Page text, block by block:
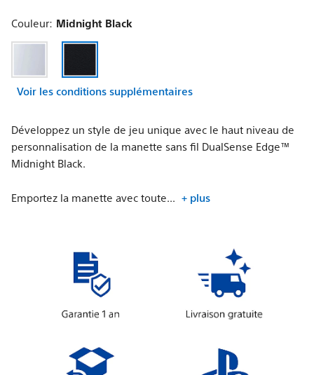
Couleur: Midnight Black
Développez un style de jeu unique avec le haut niveau de
personnalisation de la manette sans fil DualSense Edge™
Midnight Black.
Emportez la manette avec toute... + plus
Voir les conditions supplémentaires